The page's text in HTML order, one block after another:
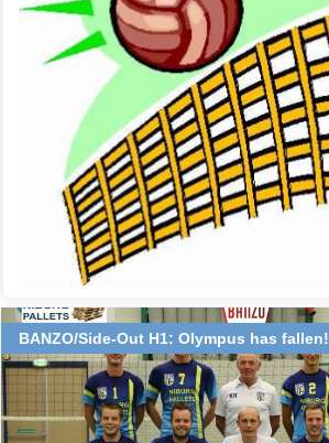
BANZO/Side-Out H1: Olympus has fallen!